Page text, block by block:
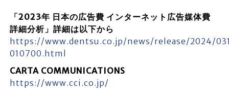
「2023年 日本の広告費 インターネット広告媒体費
詳細分析」詳細は以下から
https://www.dentsu.co.jp/news/release/2024/
010700.html
CARTA COMMUNICATIONS
https://www.cci.co.jp/